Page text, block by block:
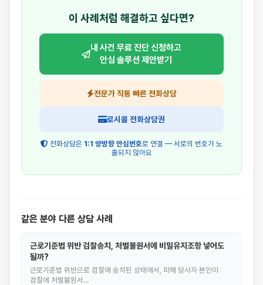
이 사례처럼 해결하고 싶다면?
내 사건 무료 진단 신청하고
안심 솔루션 제안받기
전문가 직통 빠른 전화상담
로시콜 전화상담권
전화상담은 1:1 양방향 안심번호로 연결 — 서로의 번호가 노
출되지 않아요
같은 분야 다른 상담 사례
근로기준법 위반 검찰송치, 처벌불원서에 비밀유지조항 넣어도
될까?
근로기준법 위반으로 검찰에 송치된 상태에서, 피해 당사자 본인이
검찰에 처벌불원서…